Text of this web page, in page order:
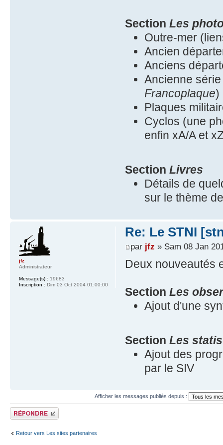
Section Les
Outre-mer
Ancien
Anciens
Ancienne
Francoplaque)
Plaques
Cyclos (une
enfin xA/A et
Section Livres
Détails de
sur le thème
Re: Le STNI
par jfz » Sam 08 Jan
Deux nouveautés
Section Les
Ajout d'une
Section Les
Ajout des
par le SIV
jfz
Administrateur
Message(s) : 19683
Inscription : Dim 03 Oct 2004 01:00:00
Afficher les messages publiés depuis :
Publier une réponse
Retour vers Les sites partenaires